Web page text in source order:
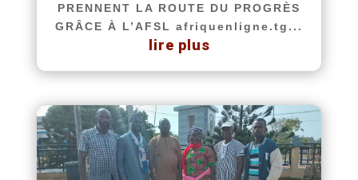
PRENNENT LA ROUTE DU PROGRÈS
GRÂCE À L’AFSL afriquenligne.tg...
lire plus